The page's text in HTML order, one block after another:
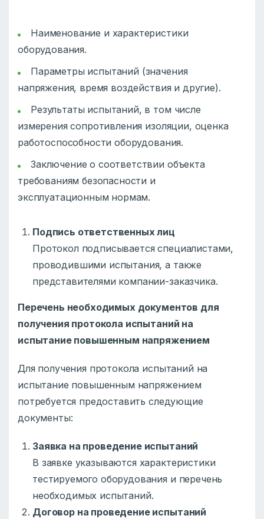
Наименование и характеристики
оборудования.
Параметры испытаний (значения
напряжения, время воздействия и другие).
Результаты испытаний, в том числе
измерения сопротивления изоляции, оценка
работоспособности оборудования.
Заключение о соответствии объекта
требованиям безопасности и
эксплуатационным нормам.
Подпись ответственных лиц
Протокол подписывается специалистами,
проводившими испытания, а также
представителями компании-заказчика.
Перечень необходимых документов для
получения протокола испытаний на
испытание повышенным напряжением
Для получения протокола испытаний на
испытание повышенным напряжением
потребуется предоставить следующие
документы:
Заявка на проведение испытаний
В заявке указываются характеристики
тестируемого оборудования и перечень
необходимых испытаний.
Договор на проведение испытаний